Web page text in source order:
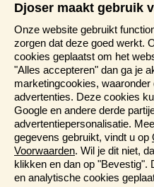
Disclaimer
Cookiebeleid
Privacy verklaring
Reis en boek met Djoser
Meer weten?
Brochure aanvragen
Presentaties en
Magazine
Aanmelden nieuwsbrief
Djoser maakt gebruik
Onze website gebruikt
zorgen dat deze goed werkt.
cookies geplaatst om het
"Alles accepteren" dan ga je
marketingcookies,
advertenties. Deze cookies
Google en andere derde
advertentiepersonalisatie.
gegevens gebruikt, vindt u op
Voorwaarden. Wil je dit niet,
klikken en dan op "Bevestig".
en analytische cookies